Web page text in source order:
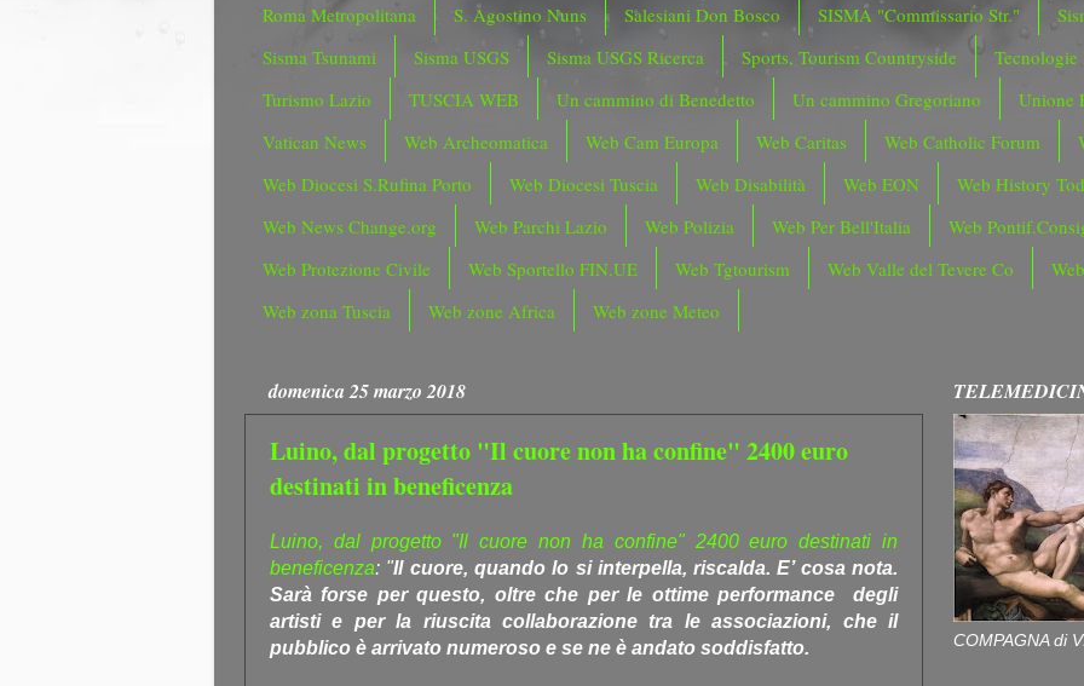
Roma Metropolitana
S. Agostino Nuns Salesiani Don Bosco SISMA "Commissario Str."
Sisma Tsunami
Sisma USGS Sisma USGS Ricerca Sports, Tourism Countryside
Tecnologie
Turismo Lazio
TUSCIA WEB Un cammino di Benedetto Un cammino Gregoriano
Unione
Vatican News
Web Archeomatica Web Cam Europa Web Caritas Web Catholic Forum
Web Diocesi S.Rufina Porto
Web Diocesi Tuscia Web Disabilità Web EON
Web History
Web News Change.org
Web Parchi Lazio Web Polizia Web Per Bell'Italia
Web
Web Protezione Civile
Web Sportello FIN.UE Web Tgtourism Web Valle del Tevere Co
Web zona Tuscia
Web zone Africa Web zone Meteo
domenica 25 marzo 2018
Luino, dal progetto "Il cuore non ha confine" 2400 euro
destinati in beneficenza
Luino, dal progetto "Il cuore non ha confine" 2400 euro destinati in
beneficenza: "Il cuore, quando lo si interpella, riscalda. E’ cosa nota.
Sarà forse per questo, oltre che per le ottime performance degli
artisti e per la riuscita collaborazione tra le associazioni, che il
pubblico è arrivato numeroso e se ne è andato soddisfatto.
COMPAGNA di